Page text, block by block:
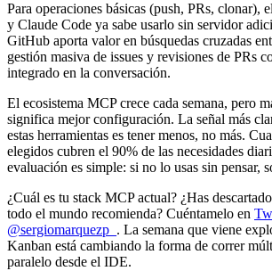
Para operaciones básicas (push, PRs, clonar),
y Claude Code ya sabe usarlo sin servidor
GitHub aporta valor en búsquedas cruzadas
gestión masiva de issues y revisiones de PRs
integrado en la conversación.
El ecosistema MCP crece cada semana, pero
significa mejor configuración. La señal más
estas herramientas es tener menos, no más.
elegidos cubren el 90% de las necesidades
evaluación es simple: si no lo usas sin pensar,
¿Cuál es tu stack MCP actual? ¿Has
todo el mundo recomienda? Cuéntamelo en
@sergiomarquezp_ . La semana que viene
Kanban está cambiando la forma de correr
paralelo desde el IDE.